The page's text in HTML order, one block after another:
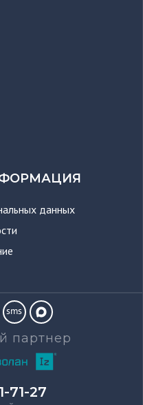
данных
sms
партнер
71-27